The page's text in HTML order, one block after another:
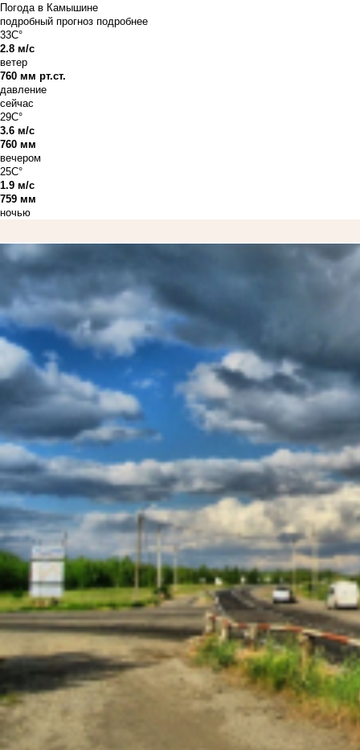
Погода в Камышине
подробный прогноз подробнее
33C°
2.8 м/с
ветер
760 мм рт.ст.
давление
сейчас
29C°
3.6 м/с
760 мм
вечером
25C°
1.9 м/с
759 мм
ночью